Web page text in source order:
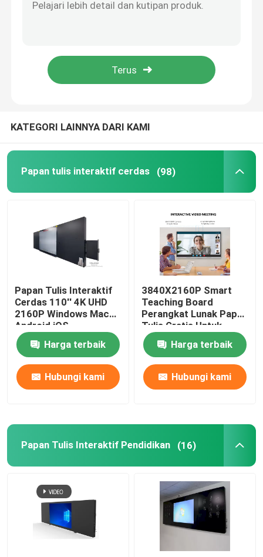
panel datar interaktif
Semua Dalam Satu Layar Sentuh PC
Kamera Dokumen Visualizer
Totem Tanda Digital
Pemutar Tanda Digital
Meja Layar Sentuh Interaktif
Dudukan Monitor TV Seluler
KATEGORI LAINNYA DARI KAMI
Papan tulis interaktif cerdas (98)
Papan Tulis Interaktif
Cerdas 110'' 4K UHD
2160P Windows Mac
Android iOS
Pengajaran Kelas
Papan Online
Konferensi
Harga terbaik
Hubungi kami
3840X2160P Smart
Teaching Board
Perangkat Lunak Papan
Tulis Gratis Untuk
Kelas Windows Mac
Android iOSHarga terbaik
Hubungi kami
Papan Tulis Interaktif Pendidikan (16)